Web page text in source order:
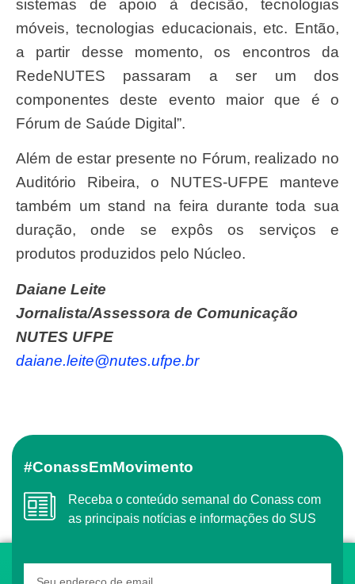
sistemas de apoio à decisão, tecnologias
móveis, tecnologias educacionais, etc. Então,
a partir desse momento, os encontros da
RedeNUTES passaram a ser um dos
componentes deste evento maior que é o
Fórum de Saúde Digital”.
Além de estar presente no Fórum, realizado no
Auditório Ribeira, o NUTES-UFPE manteve
também um stand na feira durante toda sua
duração, onde se expôs os serviços e
produtos produzidos pelo Núcleo.
Daiane Leite
Jornalista/Assessora de Comunicação
NUTES UFPE
daiane.leite@nutes.ufpe.br
#ConassEmMovimento
Receba o conteúdo semanal do Conass com
as principais notícias e informações do SUS